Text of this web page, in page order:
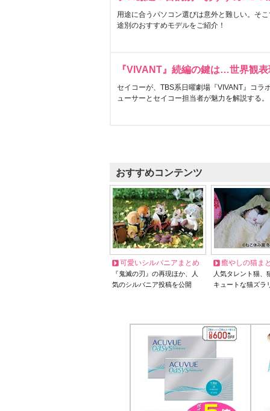
用途に合うパソコン選びは意外と難しい。そ
途別のおすすめモデルをご紹介！
『VIVANT』続編の鍵は…世界観
セイコーが、TBS系日曜劇場『VIVANT』コラ
ューサーとセイコー担当者が魅力を解説する。
おすすめコンテンツ
可愛いシルバニアまとめ
『鬼滅の刃』の再現ほか、人
気のシルバニア投稿を公開
癒やしの猫ま
人気タレント猫
キュートな猫ズラ